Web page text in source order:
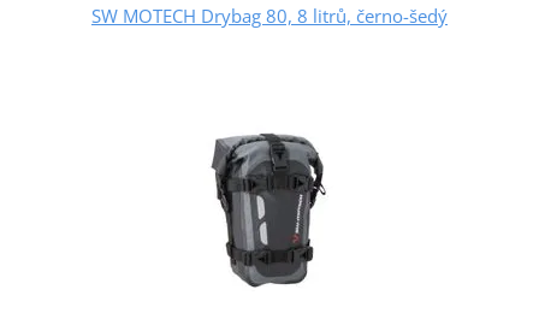
SW MOTECH Drybag 80, 8 litrů, černo-šedý